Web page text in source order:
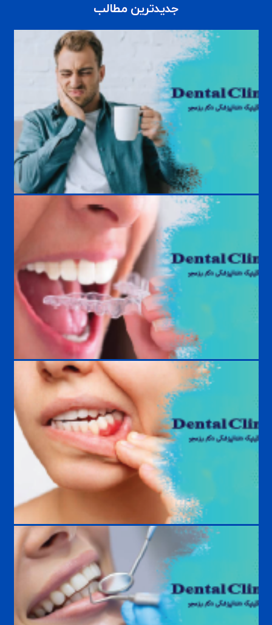
جدیدترین مطالب
حساسیت دندان به سرما و گرما؛ علت، درمان و راه‌های پیشگیری
درمان دندان قروچه؛ بهترین روش‌های کنترل و جلوگیری از آسیب دندان‌ها
بیماری‌های لثه و روش درمان | علائم، علل، پیشگیری و درمان تخصصی